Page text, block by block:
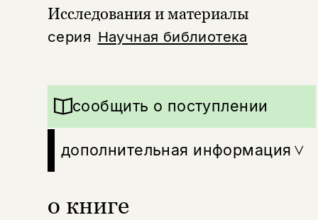
серия Научная библиотека
Исследования и материалы
о книге
сообщить о поступлении
дополнительная информация